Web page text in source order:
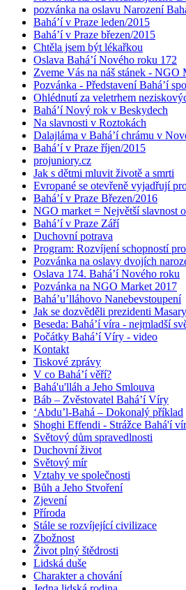
pozvánka na oslavu Narození
Bahá’í v Praze leden/2015
Bahá’í v Praze březen/2015
Chtěla jsem být lékařkou
Oslava Bahá’í Nového roku 172
Zveme Vás na náš stánek - NGO
Pozvánka - Představení Bahá’í
Ohlédnutí za veletrhem
Bahá’í Nový rok v Beskydech
Na slavnosti v Roztokách
Dalajláma v Bahá’í chrámu v
Bahá’í v Praze říjen/2015
projuniory.cz
Jak s dětmi mluvit životě a smrti
Evropané se otevřeně vyjadřují
Bahá’í v Praze Březen/2016
NGO market = Největší slavnost
Bahá’í v Praze Září
Duchovní potrava
Program: Rozvíjení schopností
Pozvánka na oslavy dvojích
Oslava 174. Bahá’í Nového roku
Pozvánka na NGO Market 2017
Bahá’u’lláhovo Nanebevstoupení
Jak se dozvěděli prezidenti
Beseda: Bahá’í víra - nejmladší
Počátky Bahá’í Víry - video
Kontakt
Tiskové zprávy
V co Bahá’í věří?
Bahá'u'lláh a Jeho Smlouva
Báb – Zvěstovatel Bahá’í Víry
‘Abdu’l-Bahá – Dokonalý příklad
Shoghi Effendi - Strážce Bahá'í
Světový dům spravedlnosti
Duchovní život
Světový mír
Vztahy ve společnosti
Bůh a Jeho Stvoření
Zjevení
Příroda
Stále se rozvíjející civilizace
Zbožnost
Život plný štědrosti
Lidská duše
Charakter a chování